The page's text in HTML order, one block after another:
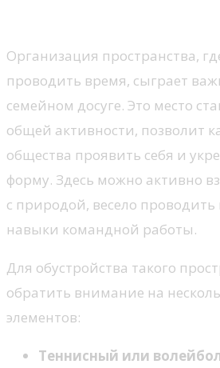
Организация пространства,
проводить время, сыграет
семейном досуге. Это место
общей активности, позволит
общества проявить себя и
форму. Здесь можно активно
с природой, весело
навыки командной работы.
Для обустройства такого
обратить внимание на
элементов:
Теннисный или